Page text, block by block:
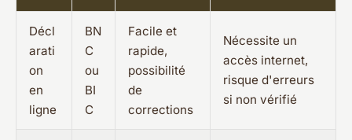
Décl
arati
on
en
ligne
BN
C
ou
BI
C
Facile et
rapide,
possibilité
de
corrections
Nécessite un
accès internet,
risque d'erreurs
si non vérifié